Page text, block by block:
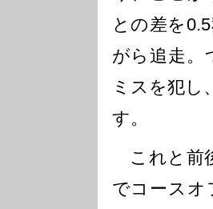
との差を
がら追走。
ミスを犯し
す。
これと前
でコースオ